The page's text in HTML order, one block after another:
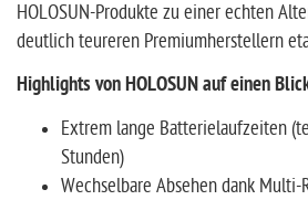
HOLOSUN-Produkte zu einer echten
deutlich teureren Premiumherstellern
Highlights von HOLOSUN auf einen
Extrem lange Batterielaufzeiten
Stunden)
Wechselbare Absehen dank Multi-